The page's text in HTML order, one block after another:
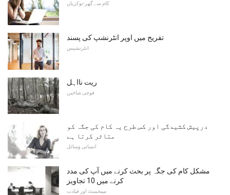
کام سے گھر-نوکریاں
تفریح ​​میں اوپر انٹرنشپ کی پسند
انٹرنشپس
ریت نااہل
فوجی شاخیں
درپیش کشیدگی اور کس طرح یہ کام کی جگہ کو
متاثر کرتا ہے
انسانی وسائل
مشکل کام کی جگہ پر بحث کرنے میں آپ کی مدد
کرنے میں 10 تجاویز
مینجمنٹ اور قیادت